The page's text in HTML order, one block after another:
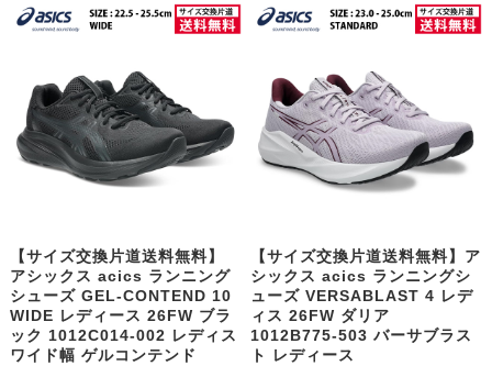
【サイズ交換片道送料無料】
アシックス acics ランニング
シューズ GEL-CONTEND 10
WIDE レディース 26FW ブラ
ック 1012C014-002 レディス
ワイド幅 ゲルコンテンド
【サイズ交換片道送料無料】ア
シックス acics ランニングシ
ューズ VERSABLAST 4 レデ
ィス 26FW ダリア
1012B775-503 バーサブラス
ト レディース